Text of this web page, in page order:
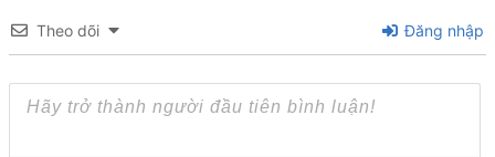
Theo dõi Đăng nhập